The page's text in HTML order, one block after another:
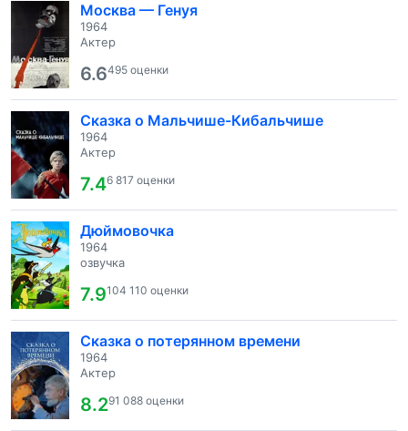
Москва — Генуя
1964
Актер
6.6495 оценки
Сказка о Мальчише-Кибальчише
1964
Актер
7.46 817 оценки
Дюймовочка
1964
озвучка
7.9104 110 оценки
Сказка о потерянном времени
1964
Актер
8.291 088 оценки